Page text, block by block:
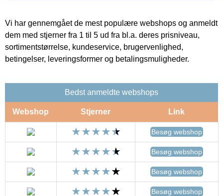
Vi har gennemgået de mest populære webshops og anmeldt
dem med stjerner fra 1 til 5 ud fra bl.a. deres prisniveau,
sortimentstørrelse, kundeservice, brugervenlighed,
betingelser, leveringsformer og betalingsmuligheder.
Bedst anmeldte webshops
Webshop Stjerner Link
Besøg webshop
Besøg webshop
Besøg webshop
Besøg webshop